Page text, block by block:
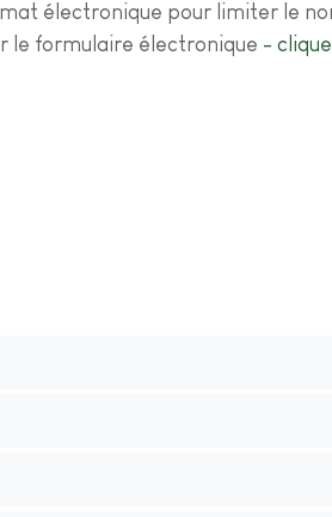
électronique pour limiter le
le formulaire électronique -